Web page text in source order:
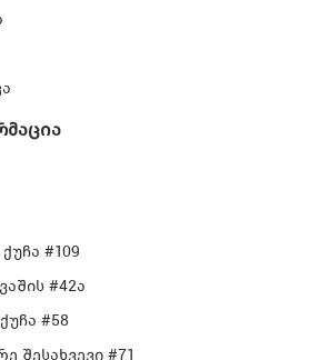
#109
#42ა
#58
შესახვევი #71